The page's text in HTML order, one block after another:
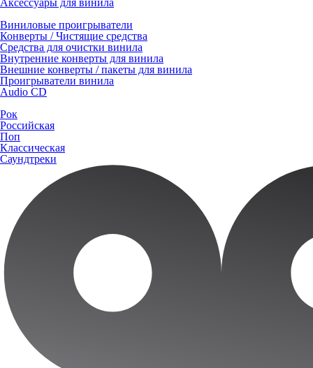
Виниловые проигрыватели
Конверты / Чистящие средства
Средства для очистки винила
Внутренние конверты для винила
Внешние конверты / пакеты для винила
Проигрыватели винила
Audio CD
Рок
Российская
Поп
Классическая
Саундтреки